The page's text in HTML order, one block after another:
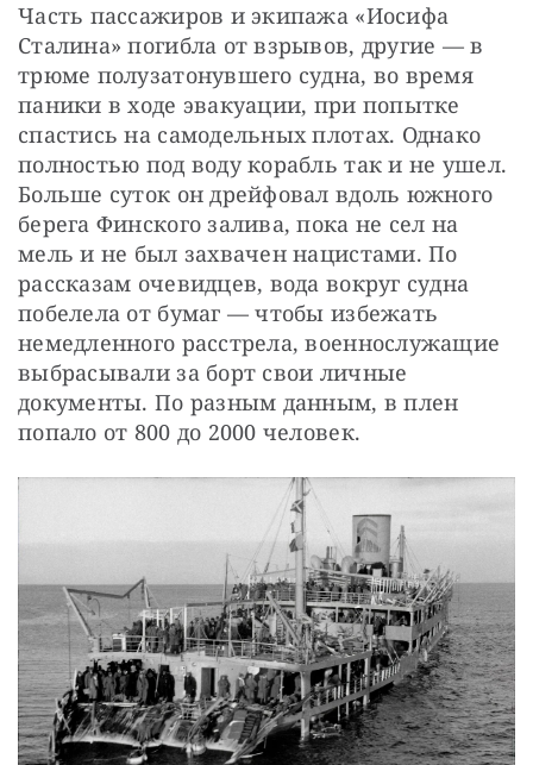
Часть пассажиров и экипажа «Иосифа
Сталина» погибла от взрывов, другие — в
трюме полузатонувшего судна, во время
паники в ходе эвакуации, при попытке
спастись на самодельных плотах. Однако
полностью под воду корабль так и не ушел.
Больше суток он дрейфовал вдоль южного
берега Финского залива, пока не сел на
мель и не был захвачен нацистами. По
рассказам очевидцев, вода вокруг судна
побелела от бумаг — чтобы избежать
немедленного расстрела, военнослужащие
выбрасывали за борт свои личные
документы. По разным данным, в плен
попало от 800 до 2000 человек.